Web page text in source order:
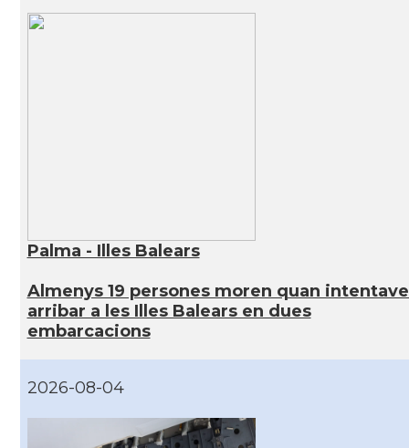
Palma - Illes Balears
Almenys 19 persones moren quan
arribar a les Illes Balears en dues
embarcacions
2026-08-04